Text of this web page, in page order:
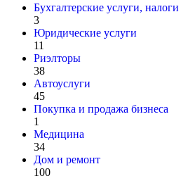
Бухгалтерские услуги, налоги
3
Юридические услуги
11
Риэлторы
38
Автоуслуги
45
Покупка и продажа бизнеса
1
Медицина
34
Дом и ремонт
100